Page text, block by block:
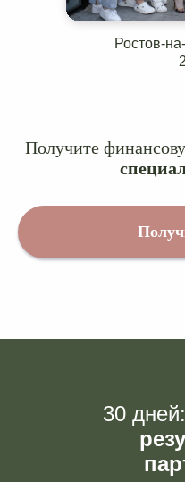
Ростов-
Получите
30 дней: